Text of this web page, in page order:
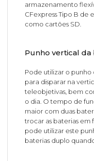
armazenamento
CFexpress Tipo B de
como cartões SD.
Punho vertical da
Pode utilizar o punho
para disparar na
teleobjetivas, bem
o dia. O tempo de
maior com duas
trocar as baterias em
pode utilizar este
baterias duplo